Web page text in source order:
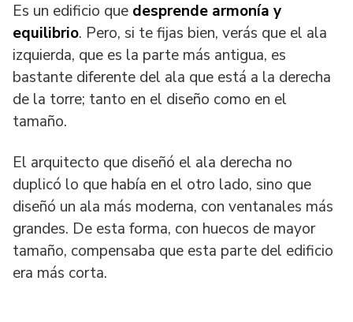
Es un edificio que desprende armonía y
equilibrio. Pero, si te fijas bien, verás que el ala
izquierda, que es la parte más antigua, es
bastante diferente del ala que está a la derecha
de la torre; tanto en el diseño como en el
tamaño.
El arquitecto que diseñó el ala derecha no
duplicó lo que había en el otro lado, sino que
diseñó un ala más moderna, con ventanales más
grandes. De esta forma, con huecos de mayor
tamaño, compensaba que esta parte del edificio
era más corta.